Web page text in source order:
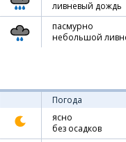
ливневый дождь
пасмурно
небольшой
Погода
ясно
без осадков